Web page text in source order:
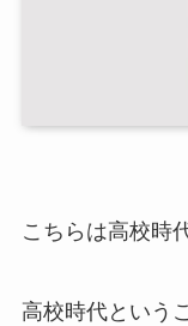
こちらは高校時
高校時代という